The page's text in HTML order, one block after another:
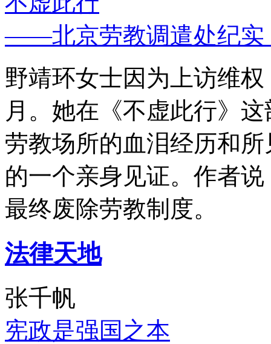
——北京劳教调遣处纪实
野靖环女士因为上访维
月。她在《不虚此行》
劳教场所的血泪经历和
的一个亲身见证。作者
最终废除劳教制度。
法律天地
张千帆
宪政是强国之本